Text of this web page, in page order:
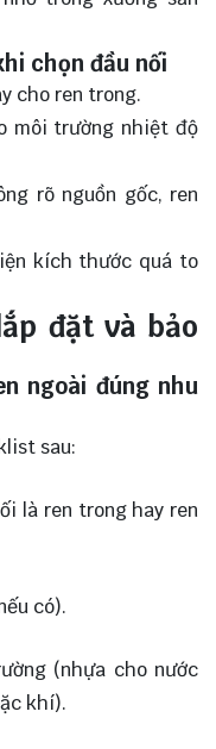
chọn đầu nối
cho ren trong.
môi trường nhiệt độ
rõ nguồn gốc, ren
kích thước quá to
đặt và bảo
ngoài đúng nhu
sau:
là ren trong hay ren
có).
(nhựa cho nước
khí).